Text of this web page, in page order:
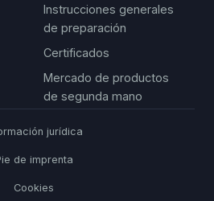
Instrucciones generales
de preparación
Certificados
Mercado de productos
de segunda mano
jurídica
de imprenta
Cookies